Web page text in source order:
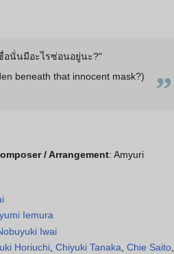
อนั่นมีอะไรซ่อนอยู่นะ?"
beneath that innocent mask?)
„
/ Arrangement: Amyuri
Iemura
Iwai
Horiuchi,Chiyuki Tanaka,Chie Saito,